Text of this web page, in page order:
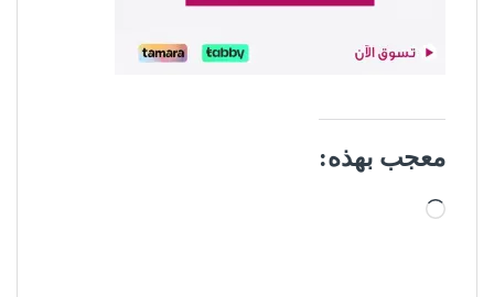
معجب بهذه:
جاري التحميل…